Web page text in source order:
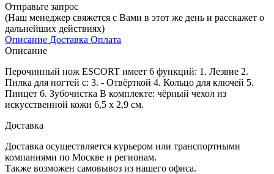
Отправьте запрос
(Наш менеджер свяжется с Вами в этот же день и расскажет о
дальнейших действиях)
Описание Доставка Оплата
Описание
Перочинный нож ESCORT имеет 6 функций: 1. Лезвие 2.
Пилка для ногтей с: 3. - Отвёрткой 4. Кольцо для ключей 5.
Пинцет 6. Зубочистка В комплекте: чёрный чехол из
искусственной кожи 6,5 x 2,9 см.
Доставка
Доставка осуществляется курьером или транспортными
компаниями по Москве и регионам.
Также возможен самовывоз из нашего офиса.